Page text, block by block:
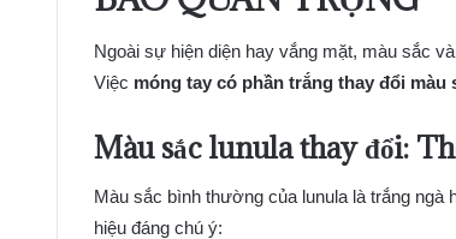
Ngoài sự hiện diện hay vắng mặt, màu sắc
Việc móng tay có phần trắng thay đổi màu
Màu sắc lunula thay đổi:
Màu sắc bình thường của lunula là trắng ngà
hiệu đáng chú ý: